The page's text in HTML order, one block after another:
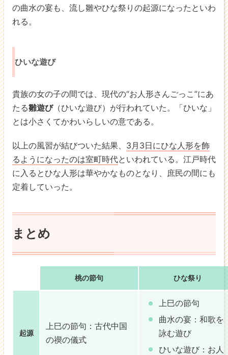
の曲水の宴も、流し雛やひな祭りの起源になったといわ
れる。
ひいな遊び
貴族の女の子の間では、現代の“お人形さんごっこ”にあ
たる雛遊び（ひいな遊び）が行われていた。「ひいな」
とは小さくてかわいらしいの意である。
以上の風習が結びついた結果、 3月3日にひな人形を飾
るようになったのは室町時代といわれている。江戸時代
に入るとひな人形は華やかなものとなり、庶民の間にも
定着していった。
まとめ
桃の節句 ひな祭り
起源
上巳の節句：古代中国
の禊の儀式
上巳の節句
曲水の宴：和歌を
詠む遊び
ひいな遊び：お人